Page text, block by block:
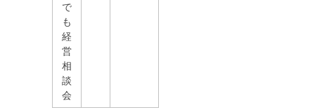
で
も
経
営
相
談
会